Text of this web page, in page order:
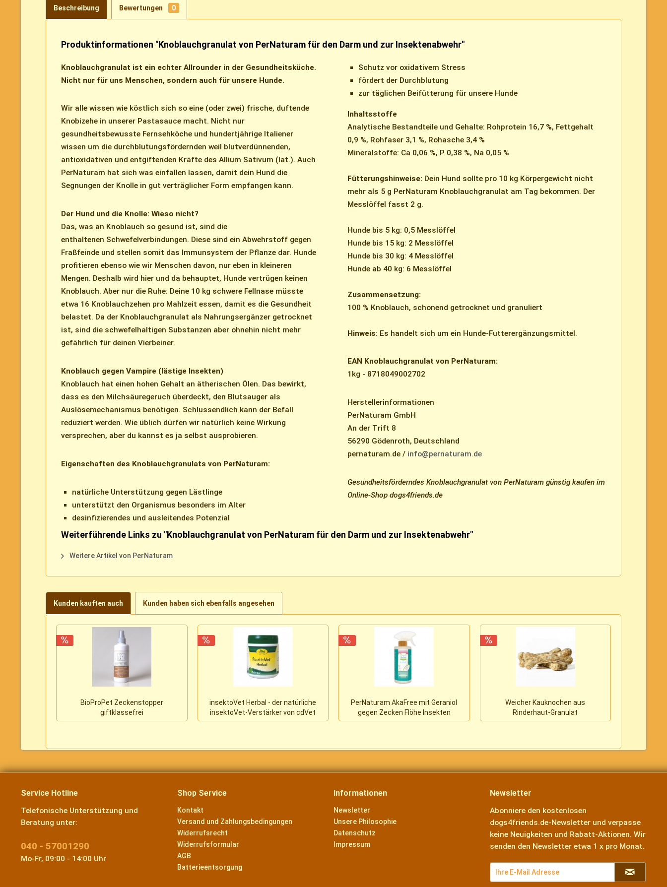
Beschreibung Bewertungen 0
Produktinformationen "Knoblauchgranulat von PerNaturam für den Darm und zur Insektenabwehr"
Knoblauchgranulat ist ein echter Allrounder in der Gesundheitsküche.
Nicht nur für uns Menschen, sondern auch für unsere Hunde.
Wir alle wissen wie köstlich sich so eine (oder zwei) frische, duftende
Knobizehe in unserer Pastasauce macht. Nicht nur
gesundheitsbewusste Fernsehköche und hundertjährige Italiener
wissen um die durchblutungsfördernden weil blutverdünnenden,
antioxidativen und entgiftenden Kräfte des Allium Sativum (lat.). Auch
PerNaturam hat sich was einfallen lassen, damit dein Hund die
Segnungen der Knolle in gut verträglicher Form empfangen kann.
Der Hund und die Knolle: Wieso nicht?
Das, was an Knoblauch so gesund ist, sind die
enthaltenen Schwefelverbindungen. Diese sind ein Abwehrstoff gegen
Fraßfeinde und stellen somit das Immunsystem der Pflanze dar. Hunde
profitieren ebenso wie wir Menschen davon, nur eben in kleineren
Mengen. Deshalb wird hier und da behauptet, Hunde vertrügen keinen
Knoblauch. Aber nur die Ruhe: Deine 10 kg schwere Fellnase müsste
etwa 16 Knoblauchzehen pro Mahlzeit essen, damit es die Gesundheit
belastet. Da der Knoblauchgranulat als Nahrungsergänzer getrocknet
ist, sind die schwefelhaltigen Substanzen aber ohnehin nicht mehr
gefährlich für deinen Vierbeiner.
Knoblauch gegen Vampire (lästige Insekten)
Knoblauch hat einen hohen Gehalt an ätherischen Ölen. Das bewirkt,
dass es den Milchsäuregeruch überdeckt, den Blutsauger als
Auslösemechanismus benötigen. Schlussendlich kann der Befall
reduziert werden. Wie üblich dürfen wir natürlich keine Wirkung
versprechen, aber du kannst es ja selbst ausprobieren.
Eigenschaften des Knoblauchgranulats von PerNaturam:
natürliche Unterstützung gegen Lästlinge
unterstützt den Organismus besonders im Alter
desinfizierendes und ausleitendes Potenzial
Schutz vor oxidativem Stress
fördert der Durchblutung
zur täglichen Beifütterung für unsere Hunde
Inhaltsstoffe
Analytische Bestandteile und Gehalte: Rohprotein 16,7 %, Fettgehalt
0,9 %, Rohfaser 3,1 %, Rohasche 3,4 %
Mineralstoffe: Ca 0,06 %, P 0,38 %, Na 0,05 %
Fütterungshinweise: Dein Hund sollte pro 10 kg Körpergewicht nicht
mehr als 5 g PerNaturam Knoblauchgranulat am Tag bekommen. Der
Messlöffel fasst 2 g.
Hunde bis 5 kg: 0,5 Messlöffel
Hunde bis 15 kg: 2 Messlöffel
Hunde bis 30 kg: 4 Messlöffel
Hunde ab 40 kg: 6 Messlöffel
Zusammensetzung:
100 % Knoblauch, schonend getrocknet und granuliert
Hinweis: Es handelt sich um ein Hunde-Futterergänzungsmittel.
EAN Knoblauchgranulat von PerNaturam:
1kg - 8718049002702
Herstellerinformationen
PerNaturam GmbH
An der Trift 8
56290 Gödenroth, Deutschland
pernaturam.de / info@pernaturam.de
Gesundheitsförderndes Knoblauchgranulat von PerNaturam günstig kaufen im
Online-Shop dogs4friends.de
Weiterführende Links zu "Knoblauchgranulat von PerNaturam für den Darm und zur Insektenabwehr"
Weitere Artikel von PerNaturam
Kunden kauften auch Kunden haben sich ebenfalls angesehen
BioProPet Zeckenstopper
giftklassefrei
insektoVet Herbal - der natürliche
insektoVet-Verstärker von cdVet
PerNaturam AkaFree mit Geraniol
gegen Zecken Flöhe Insekten
Weicher Kauknochen aus
Rinderhaut-Granulat
Service Hotline
Telefonische Unterstützung und
Beratung unter:
040 - 57001290
Mo-Fr, 09:00 - 14:00 Uhr
Shop Service
Kontakt
Versand und Zahlungsbedingungen
Widerrufsrecht
Widerrufsformular
AGB
Batterieentsorgung
Informationen
Newsletter
Unsere Philosophie
Datenschutz
Impressum
Newsletter
Abonniere den kostenlosen
dogs4friends.de-Newsletter und verpasse
keine Neuigkeiten und Rabatt-Aktionen. Wir
senden den Newsletter etwa 1 x pro Monat.